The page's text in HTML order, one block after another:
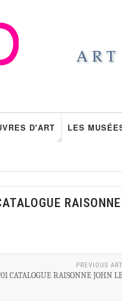
D'ART LES
PREVIOUS
CATALOGUE RAISONNE JOHN